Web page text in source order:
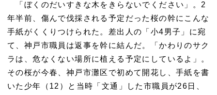
「ぼくのだいすきな木をきらないでください」。2
年半前、傷んで伐採される予定だった桜の幹にこんな
手紙がくくりつけられた。差出人の「小4男子」に宛
て、神戸市職員は返事を幹に結んだ。「かわりのサク
ラは、危なくない場所に植える予定にしているよ」。
その桜が今春、神戸市灘区で初めて開花し、手紙を書
いた少年（12）と当時「文通」した市職員が26日、